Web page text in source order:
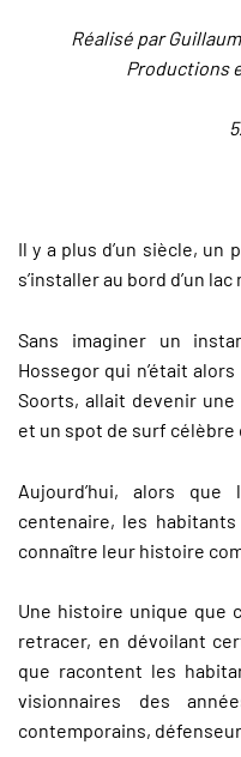
Réalisé par
Productions
Il y a plus d’un siècle, un
s’installer au bord d’un
Sans imaginer un
Hossegor qui n’était
Soorts, allait devenir
et un spot de surf célèbre
Aujourd’hui, alors
centenaire, les
connaître leur histoire
Une histoire unique que
retracer, en dévoilant
que racontent les
visionnaires des
contemporains,